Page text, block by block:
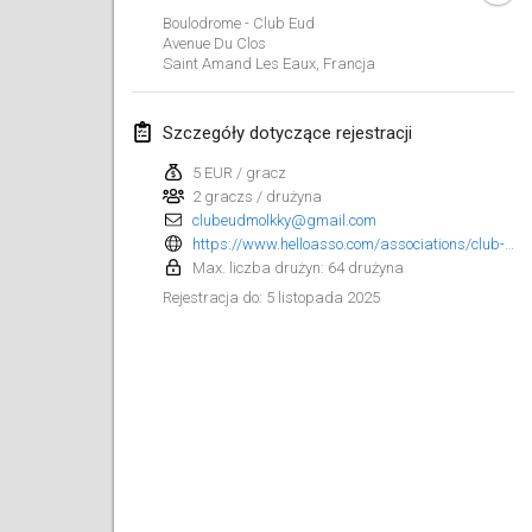
Boulodrome - Club Eud
Avenue Du Clos
Saint Amand Les Eaux, Francja
Szczegóły dotyczące rejestracji
5 EUR / gracz
2 graczs / drużyna
clubeudmolkky@gmail.com
Max. liczba drużyn: 64 drużyna
Rejestracja do: 5 listopada 2025
luty 2025
US Mölkky Winter
7 lut 2025 Stany Zjednoczone
Open des vendanges tardives
8 lut 2025 Francja
Indoor de la CASAS